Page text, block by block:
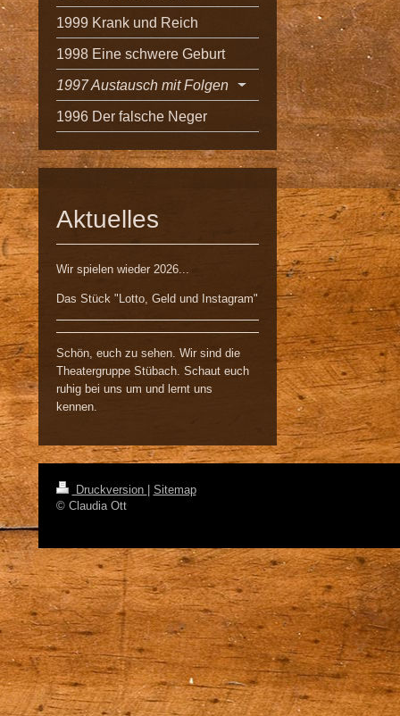
1999 Krank und Reich
1998 Eine schwere Geburt
1997 Austausch mit Folgen
1996 Der falsche Neger
Aktuelles
Wir spielen wieder 2026...
Das Stück "Lotto, Geld und Instagram"
Schön, euch zu sehen. Wir sind die
Theatergruppe Stübach. Schaut euch
ruhig bei uns um und lernt uns
kennen.
Druckversion
Sitemap
© Claudia Ott